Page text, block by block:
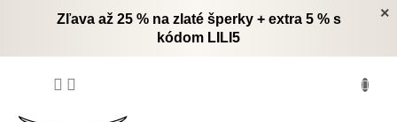
×
Zľava až 25 % na zlaté šperky + extra 5 % s
kódom LILI5